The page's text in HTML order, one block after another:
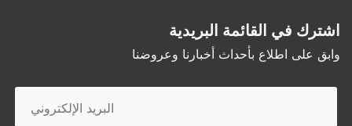
اشترك في القائمة البريدية
وابق على اطلاع بأحداث أخبارنا وعروضنا